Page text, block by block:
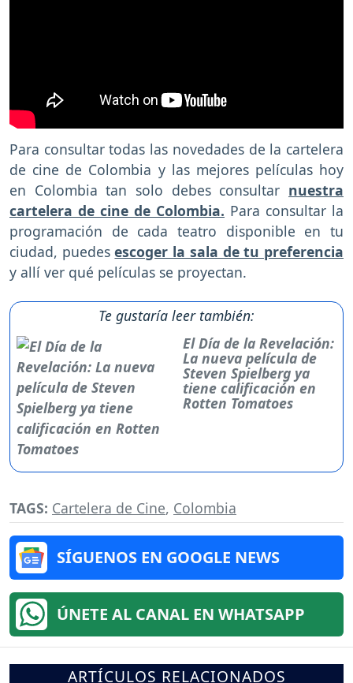
Para consultar todas las novedades de la cartelera
de cine de Colombia y las mejores películas hoy
en Colombia tan solo debes consultar nuestra
cartelera de cine de Colombia. Para consultar la
programación de cada teatro disponible en tu
ciudad, puedesescoger la sala de tu preferencia
y allí ver qué películas se proyectan.
Te gustaría leer también:
El Día de la Revelación:
La nueva película de
Steven Spielberg ya
tiene calificación en
Rotten Tomatoes
TAGS: Cartelera de Cine, Colombia
SÍGUENOS EN GOOGLE NEWS
ÚNETE AL CANAL EN WHATSAPP
ARTÍCULOS RELACIONADOS